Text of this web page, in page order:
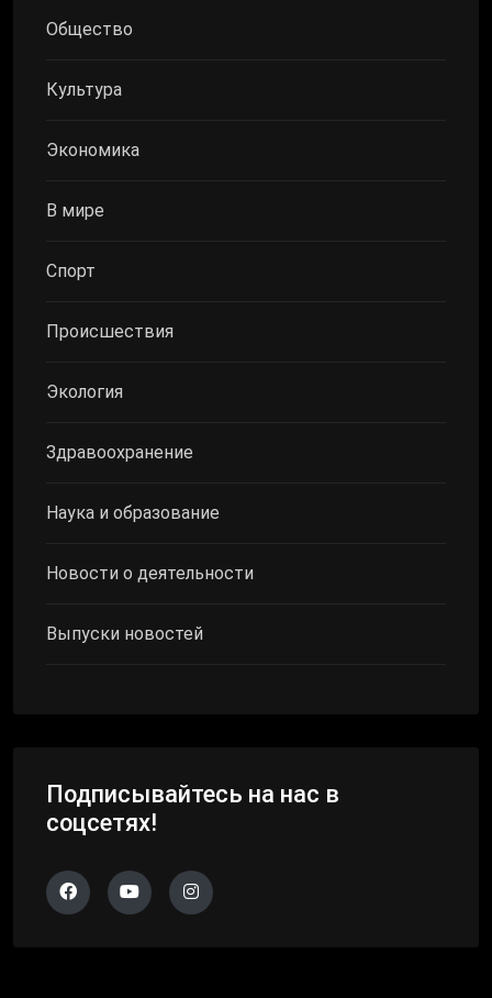
Общество
Культура
Экономика
В мире
Спорт
Происшествия
Экология
Здравоохранение
Наука и образование
Новости о деятельности
Выпуски новостей
Подписывайтесь на нас в
соцсетях!